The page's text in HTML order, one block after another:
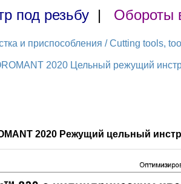
под резьбу | Обороты
и приспособления / Cutting tools,
2020 Цельный режущий
2020 Режущий цельный